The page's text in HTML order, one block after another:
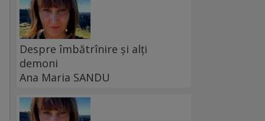
Despre îmbătrînire și alți
demoni
Ana Maria SANDU